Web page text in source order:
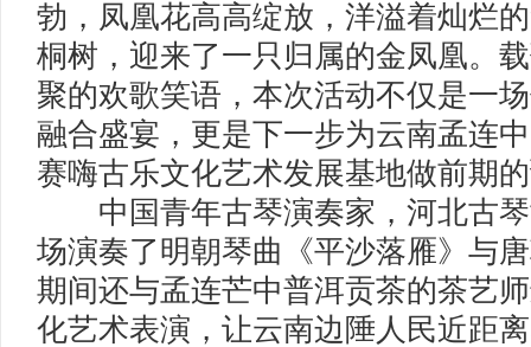
勃，凤凰花高高绽放，洋溢着灿烂
桐树，迎来了一只归属的金凤凰。
聚的欢歌笑语，本次活动不仅是一
融合盛宴，更是下一步为云南孟连
赛嗨古乐文化艺术发展基地做前期
中国青年古琴演奏家，河北古琴
场演奏了明朝琴曲《平沙落雁》与
期间还与孟连芒中普洱贡茶的茶艺
化艺术表演，让云南边陲人民近距